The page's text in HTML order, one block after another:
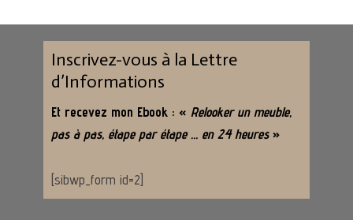
Inscrivez-vous à la Lettre
d’Informations
Et recevez mon Ebook : « Relooker un meuble,
pas à pas, étape par étape … en 24 heures »
[sibwp_form id=2]